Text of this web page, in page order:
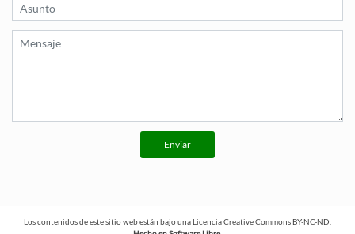
Enviar
Los contenidos de este sitio web están bajo unaLicencia Creative Commons BY-NC-ND.